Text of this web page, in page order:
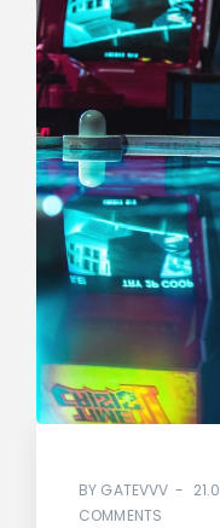
BY GATEVVV
COMMENTS